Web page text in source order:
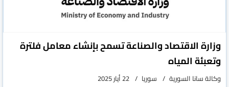
وزارة الاقتصاد والصناعة تسمح بإنشاء معامل فلترة
وتعبئة المياه
وكالة سانا السورية سوريا 22 أيار 2025